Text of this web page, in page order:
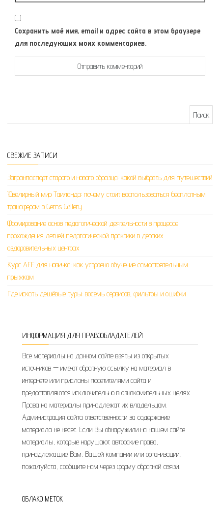
Сохранить моё имя, email и адрес сайта в этом браузере
для последующих моих комментариев.
СВЕЖИЕ ЗАПИСИ
Загранпаспорт старого и нового образца: какой выбрать для путешествий
Ювелирный мир Таиланда: почему стоит воспользоваться бесплатным
трансфером в Gems Gallery
Формирование основ педагогической деятельности в процессе
прохождения летней педагогической практики в детских
оздоровительных центрах
Курс AFF для новичка: как устроено обучение самостоятельным
прыжкам
Где искать дешёвые туры: восемь сервисов, фильтры и ошибки
ИНФОРМАЦИЯ ДЛЯ ПРАВООБЛАДАТЕЛЕЙ
Все материалы на данном сайте взяты из открытых
источников — имеют обратную ссылку на материал в
интернете или присланы посетителями сайта и
предоставляются исключительно в ознакомительных целях.
Права на материалы принадлежат их владельцам.
Администрация сайта ответственности за содержание
материала не несет. Если Вы обнаружили на нашем сайте
материалы, которые нарушают авторские права,
принадлежащие Вам, Вашей компании или организации,
пожалуйста, сообщите нам через форму обратной связи.
ОБЛАКО МЕТОК